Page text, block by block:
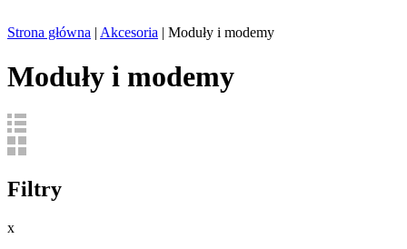
Strona główna | Akcesoria | Moduły i modemy
Moduły i modemy
Filtry
x